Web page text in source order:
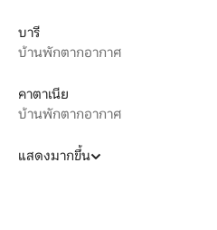
บารี
บ้านพักตากอากาศ
คาตาเนีย
บ้านพักตากอากาศ
แสดงมากขึ้น